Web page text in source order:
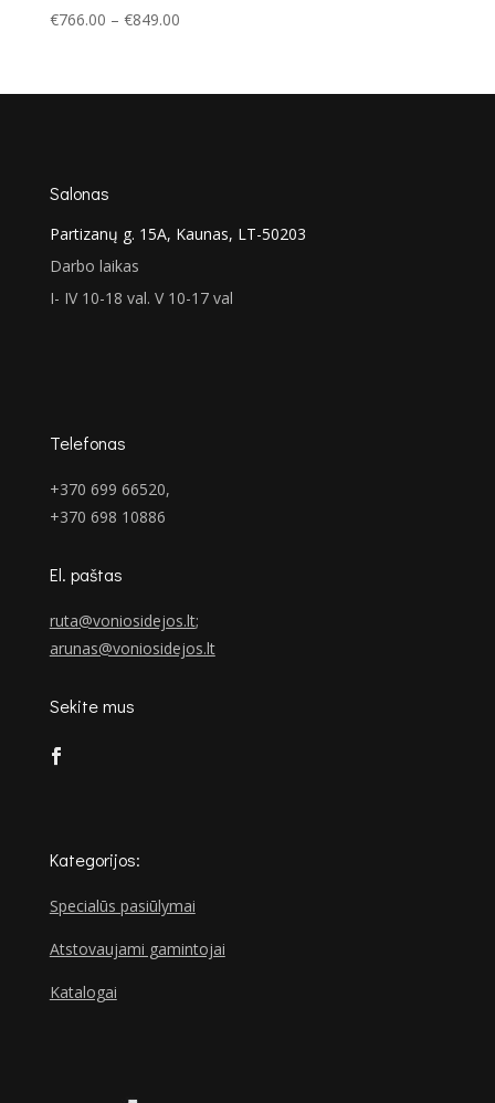
€766.00 – €849.00Price
through
Salonas
Partizanų g. 15A, Kaunas, LT-50203
Darbo laikas
I- IV 10-18 val. V 10-17 val
Telefonas
+370 699 66520,
+370 698 10886
El. paštas
ruta@voniosidejos.lt;
arunas@voniosidejos.lt
Sekite mus
Kategorijos:
Specialūs pasiūlymai
Atstovaujami gamintojai
Katalogai